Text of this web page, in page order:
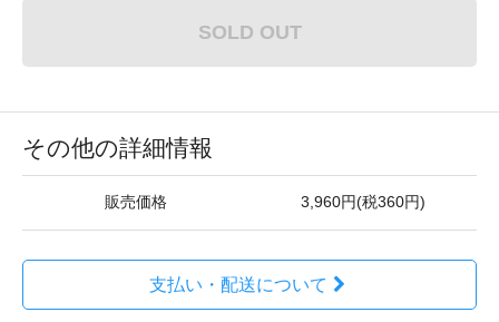
SOLD OUT
その他の詳細情報
販売価格 3,960円(税360円)
支払い・配送について